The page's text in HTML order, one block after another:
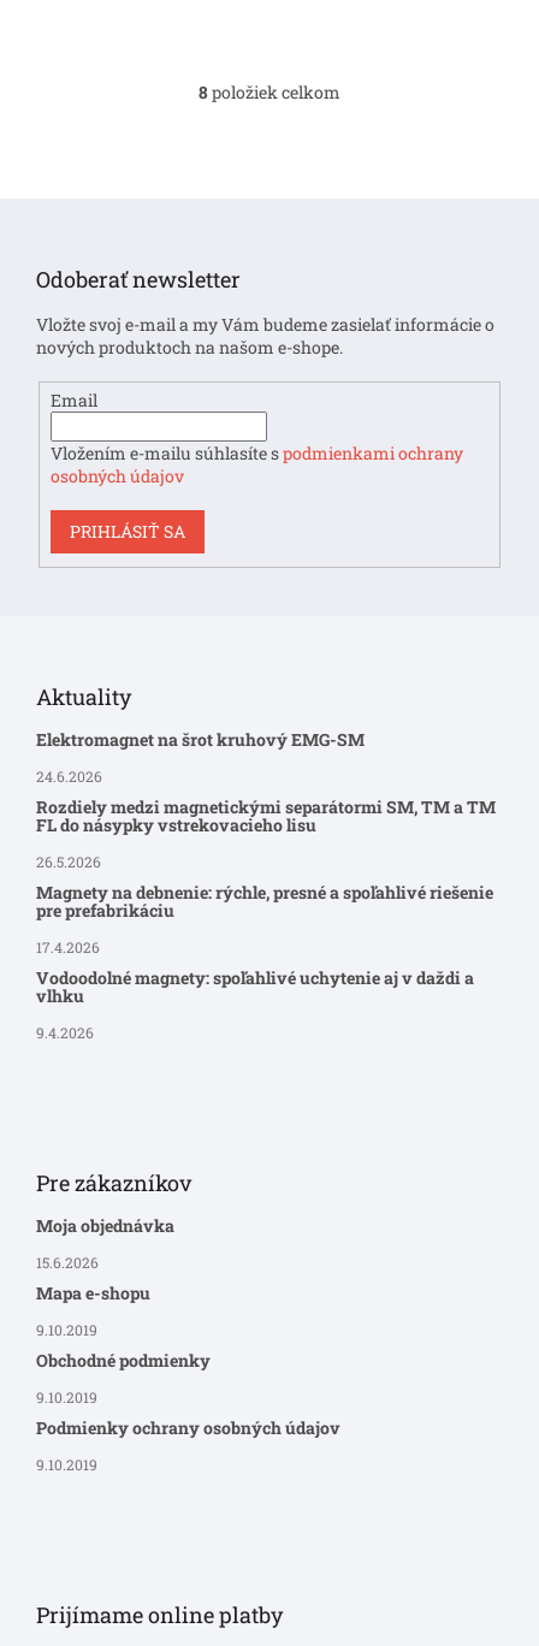
O
r
v
k
ý
p
8položiek celkom
Odoberať newsletter
Vložte svoj e-mail a my Vám budeme zasielať informácie o
nových produktoch na našom e-shope.
Email
Vložením e-mailu súhlasíte spodmienkami ochrany
osobných údajov
PRIHLÁSIŤ SA
Aktuality
Elektromagnet na šrot kruhový EMG-SM
24.6.2026
Rozdiely medzi magnetickými separátormi SM, TM a TM
FL do násypky vstrekovacieho lisu
26.5.2026
Magnety na debnenie: rýchle, presné a spoľahlivé riešenie
pre prefabrikáciu
17.4.2026
Vodoodolné magnety: spoľahlivé uchytenie aj v daždi a
vlhku
9.4.2026
Pre zákazníkov
Moja objednávka
15.6.2026
Mapa e-shopu
9.10.2019
Obchodné podmienky
9.10.2019
Podmienky ochrany osobných údajov
9.10.2019
Prijímame online platby